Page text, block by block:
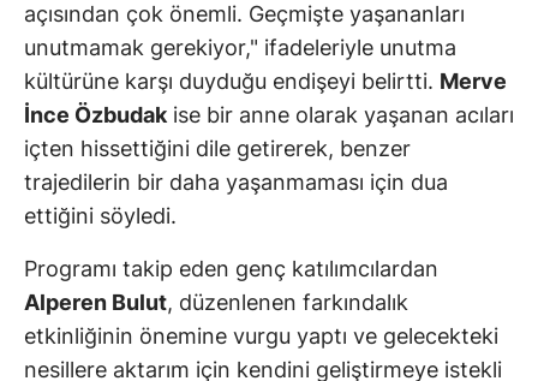
açısından çok önemli. Geçmişte yaşananları
unutmamak gerekiyor," ifadeleriyle unutma
kültürüne karşı duyduğu endişeyi belirtti. Merve
İnce Özbudak ise bir anne olarak yaşanan acıları
içten hissettiğini dile getirerek, benzer
trajedilerin bir daha yaşanmaması için dua
ettiğini söyledi.
Programı takip eden genç katılımcılardan
Alperen Bulut, düzenlenen farkındalık
etkinliğinin önemine vurgu yaptı ve gelecekteki
nesillere aktarım için kendini geliştirmeye istekli